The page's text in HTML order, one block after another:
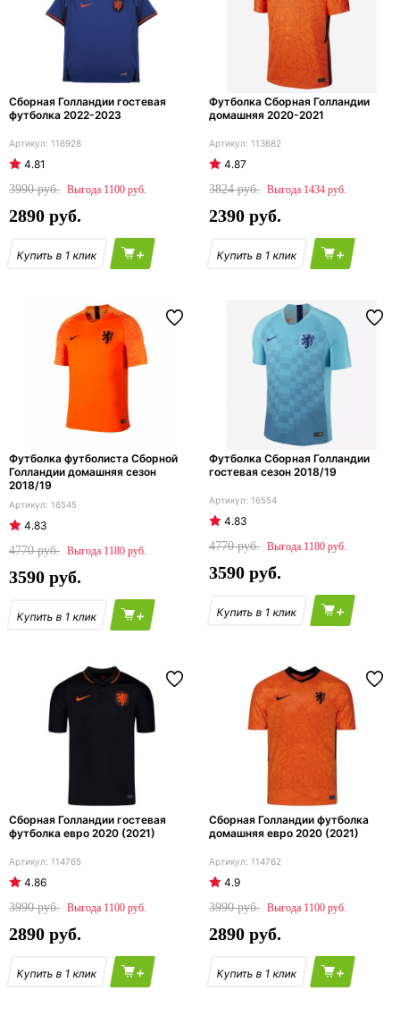
Сборная Голландии гостевая
футболка 2022-2023
116928
4.81
3990
1100
2890
+
Футболка Сборная Голландии
домашняя 2020-2021
113682
4.87
3824
1434
2390
+
Футболка футболиста Сборной
Голландии домашняя сезон
2018/19
16545
4.83
4770
1180
3590
+
Футболка Сборная Голландии
гостевая сезон 2018/19
16554
4.83
4770
1180
3590
+
Сборная Голландии гостевая
футболка евро 2020 (2021)
114765
4.86
3990
1100
2890
+
Сборная Голландии футболка
домашняя евро 2020 (2021)
114762
4.9
3990
1100
2890
+